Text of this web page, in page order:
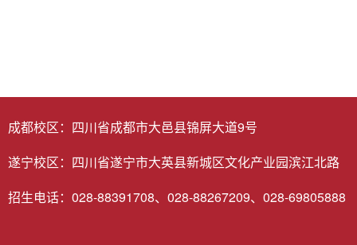
成都校区：四川省成都市大邑县锦屏大道9号
遂宁校区：四川省遂宁市大英县新城区文化产业园滨江北路
招生电话：028-88391708、028-88267209、028-69805888